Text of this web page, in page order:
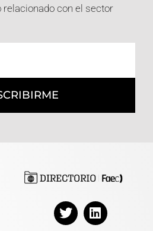
relacionado con el sector